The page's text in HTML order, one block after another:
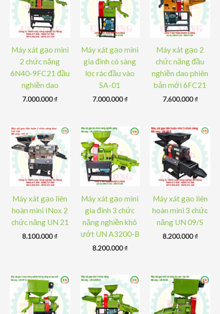
Máy xát gạo mini
2 chức năng
6N40-9FC21 đầu
nghiền dao
7.000.000₫
Máy xát gạo mini
gia đình có sàng
lọc rác đầu vào
SA-01
7.000.000₫
Máy xát gạo 2
chức năng đầu
nghiền dao phiên
bản mới 6FC21
7.600.000₫
Máy xát gạo liên
hoàn mini INox 2
chức năng UN 21
8.100.000₫
Máy xát gạo mini
gia đình 3 chức
năng nghiền khô
ướt UN A3200-B
8.200.000₫
Máy xát gạo liên
hoàn mini 3 chức
năng UN 09/S
8.200.000₫